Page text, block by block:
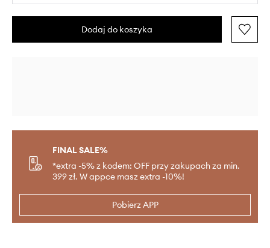
Dodaj do koszyka
FINAL SALE%
*extra -5% z kodem: OFF przy zakupach za min.
399 zł. W appce masz extra -10%!
Pobierz APP